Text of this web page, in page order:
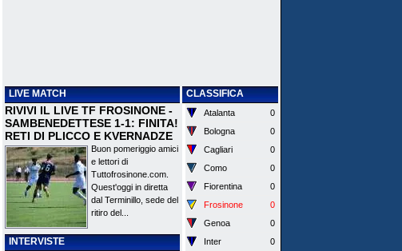
LIVE MATCH
RIVIVI IL LIVE TF FROSINONE -
SAMBENEDETTESE 1-1: FINITA!
RETI DI PLICCO E KVERNADZE
Buon pomeriggio amici
e lettori di
Tuttofrosinone.com.
Quest'oggi in diretta
dal Terminillo, sede del
ritiro del...
INTERVISTE
CLASSIFICA
Atalanta
0
Bologna
0
Cagliari
0
Como
0
Fiorentina
0
Frosinone
0
Genoa
0
Inter
0